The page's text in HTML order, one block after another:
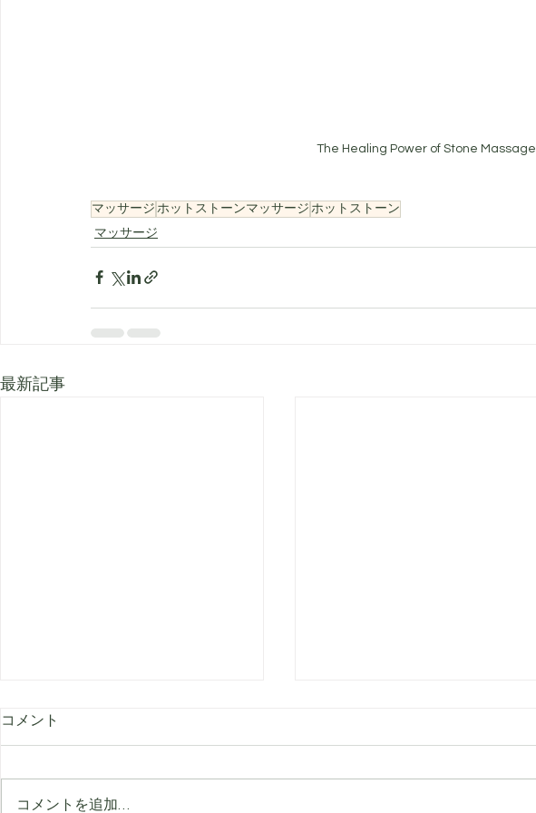
The Healing Power of Stone Massage
マッサージ ホットストーンマッサージ ホットストーン
マッサージ
最新記事
コメント
コメントを追加…